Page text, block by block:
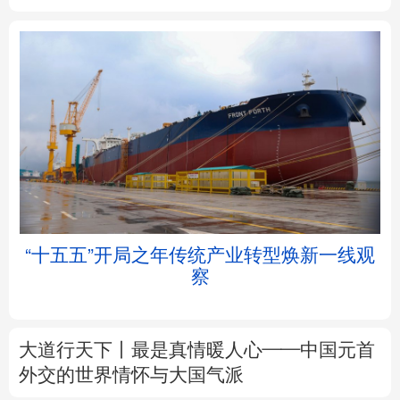
北京 天津 山西
江苏
浙江 安徽 福建 江西
山东 河南 湖北 湖南
广东 广西 海南 重庆
四川 贵州 云南 西藏
新疆 内蒙古 黑龙江
“十五五”开局之年传统产业转型焕新一线观
察
大道行天下丨最是真情暖人心——中国元首
外交的世界 情怀与大国气派